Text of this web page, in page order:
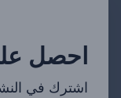
احصل
اشترك في